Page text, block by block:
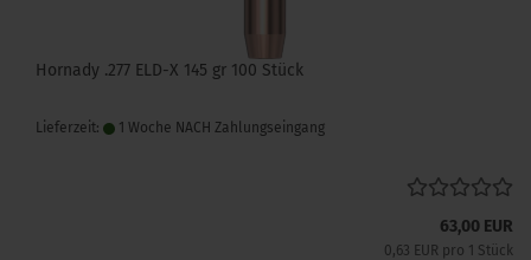
Hornady .277 ELD-X 145 gr 100 Stück
Lieferzeit: 1 Woche NACH Zahlungseingang
63,00 EUR
0,63 EUR pro 1 Stück